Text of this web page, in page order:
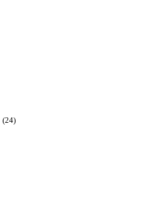
(24)